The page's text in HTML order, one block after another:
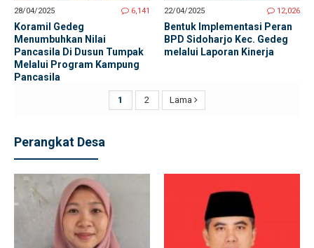
28/04/2025 6,141
Koramil Gedeg
Menumbuhkan Nilai
Pancasila Di Dusun Tumpak
Melalui Program Kampung
Pancasila
22/04/2025 12,026
Bentuk Implementasi Peran
BPD Sidoharjo Kec. Gedeg
melalui Laporan Kinerja
1 2 Lama
Perangkat Desa